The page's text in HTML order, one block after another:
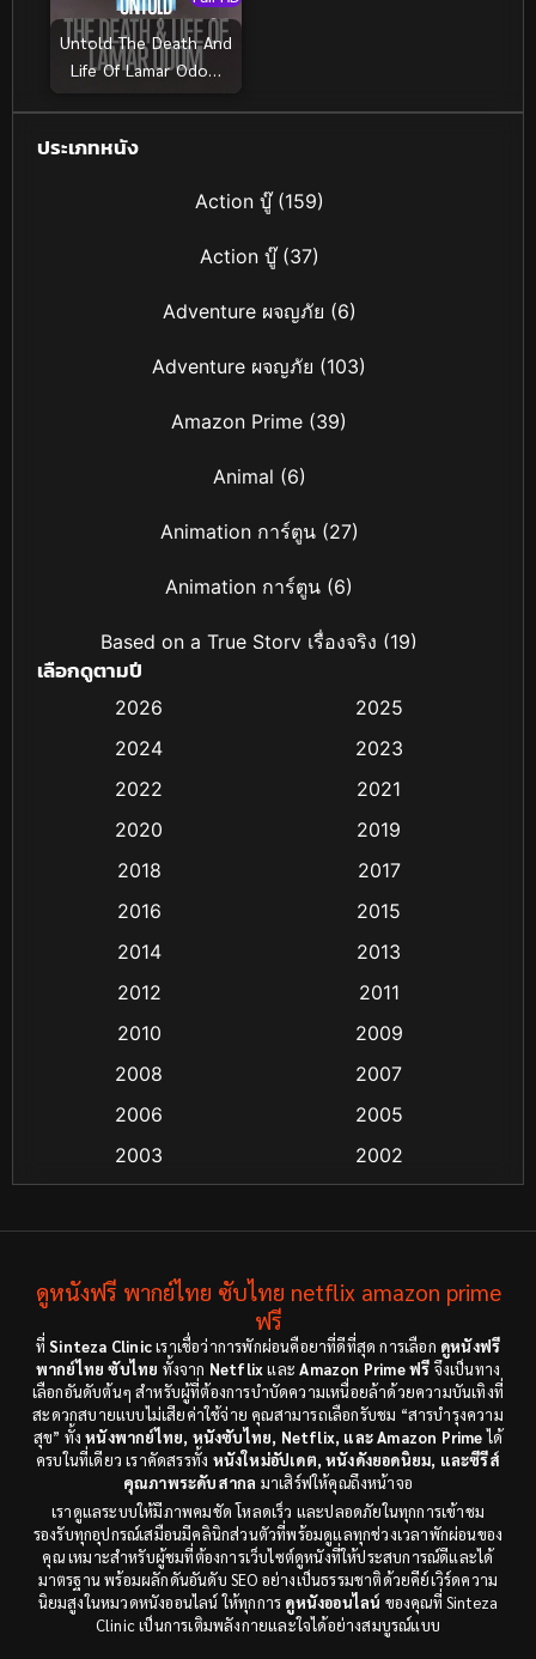
Untold The Death And
Life Of Lamar Odom
ความตายและชีวิตของลา
ประเภทหนัง
Action บู๊(159)
Action บู๊(37)
Adventure ผจญภัย (6)
Adventure ผจญภัย (103)
Amazon Prime (39)
Animal (6)
Animation การ์ตูน(27)
Animation การ์ตูน (6)
Based on a True Story เรื่องจริง (19)
Biography ชีวิตจริง (16)
Classic หนังคลาสสิก (25)
Coming-of-age ชีวิตวัยรุ่น (13)
Crime อาชญากรรม (48)
Cult Film(4)
Dance เต้น (6)
Detective สืบสวน(18)
Disaster(9)
Disney+(8)
Documentary สารคดี(3)
Documentary สารคดี(12)
Drama ดราม่า(29)
เลือกดูตามปี
2026
2025
2024
2023
2022
2021
2020
2019
2018
2017
2016
2015
2014
2013
2012
2011
2010
2009
2008
2007
2006
2005
2003
2002
1998
1997
1971
1962
ดูหนังฟรี พากย์ไทย ซับไทย netflix amazon prime
ฟรี
ที่Sinteza Clinicเราเชื่อว่าการพักผ่อนคือยาที่ดีที่สุด การเลือก ดูหนังฟรี
พากย์ไทย ซับไทย ทั้งจาก NetflixและAmazon Prime ฟรี จึงเป็นทาง
เลือกอันดับต้นๆ สำหรับผู้ที่ต้องการบำบัดความเหนื่อยล้าด้วยความบันเทิงที่
สะดวกสบายแบบไม่เสียค่าใช้จ่าย คุณสามารถเลือกรับชม “สารบำรุงความ
สุข” ทั้งหนังพากย์ไทย, หนังซับไทย, Netflix, และ Amazon Primeได้
ครบในที่เดียว เราคัดสรรทั้ง หนังใหม่อัปเดต, หนังดังยอดนิยม, และซีรีส์
คุณภาพระดับสากล มาเสิร์ฟให้คุณถึงหน้าจอ
เราดูแลระบบให้มีภาพคมชัด โหลดเร็ว และปลอดภัยในทุกการเข้าชม
รองรับทุกอุปกรณ์เสมือนมีคลินิกส่วนตัวที่พร้อมดูแลทุกช่วงเวลาพักผ่อนของ
คุณ เหมาะสำหรับผู้ชมที่ต้องการเว็บไซต์ดูหนังที่ให้ประสบการณ์ดีและได้
มาตรฐาน พร้อมผลักดันอันดับ SEO อย่างเป็นธรรมชาติด้วยคีย์เวิร์ดความ
นิยมสูงในหมวดหนังออนไลน์ ให้ทุกการ ดูหนังออนไลน์ ของคุณที่ Sinteza
Clinic เป็นการเติมพลังกายและใจได้อย่างสมบูรณ์แบบ